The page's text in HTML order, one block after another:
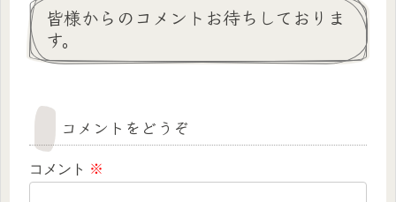
皆様からのコメントお待ちしておりま
す。
コメントをどうぞ
コメント ※